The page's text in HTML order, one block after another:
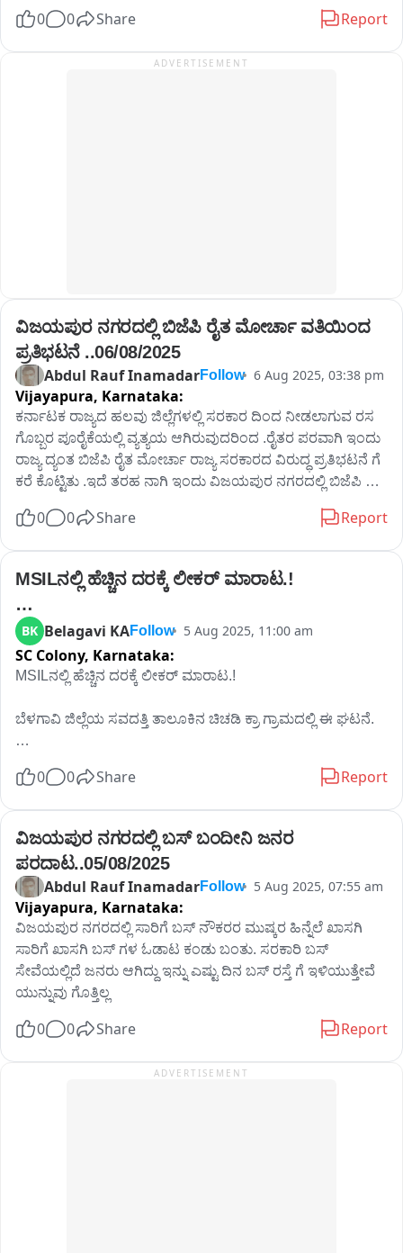
0 0 Share Report
ADVERTISEMENT
ವಿಜಯಪುರ ನಗರದಲ್ಲಿ ಬಿಜೆಪಿ ರೈತ ಮೋರ್ಚಾ ವತಿಯಿಂದ
ಪ್ರತಿಭಟನೆ ..06/08/2025
Abdul Rauf InamadarFollow 6 Aug 2025, 03:38 pm
Vijayapura, Karnataka:
ಕರ್ನಾಟಕ ರಾಜ್ಯದ ಹಲವು ಜಿಲ್ಲೆಗಳಲ್ಲಿ ಸರಕಾರ ದಿಂದ ನೀಡಲಾಗುವ ರಸ
ಗೊಬ್ಬರ ಪೂರೈಕೆಯಲ್ಲಿ ವ್ಯತ್ಯಯ ಆಗಿರುವುದರಿಂದ .ರೈತರ ಪರವಾಗಿ ಇಂದು
ರಾಜ್ಯ ದ್ಯಂತ ಬಿಜೆಪಿ ರೈತ ಮೋರ್ಚಾ ರಾಜ್ಯ ಸರಕಾರದ ವಿರುದ್ಧ ಪ್ರತಿಭಟನೆ ಗೆ
ಕರೆ ಕೊಟ್ಟಿತು .ಇದೆ ತರಹ ನಾಗಿ ಇಂದು ವಿಜಯಪುರ ನಗರದಲ್ಲಿ ಬಿಜೆಪಿ ರೈತ
ಪ್ರತಿಭಟನೆ ನಡೆಸಿದರು..
0 0 Share Report
MSILನಲ್ಲಿ ಹೆಚ್ಚಿನ ದರಕ್ಕೆ ಲೀಕರ್ ಮಾರಾಟ.!
ಬೆಳಗಾವಿ ಜಿಲ್ಲೆಯ ಸವದತ್ತಿ ತಾಲೂಕಿನ ಚಿಚಡಿ ಕ್ರಾ ಗ್ರಾಮದಲ್ಲಿ
ಈ ಘಟನೆ
BK Belagavi KAFollow 5 Aug 2025, 11:00 am
SC Colony, Karnataka:
MSILನಲ್ಲಿ ಹೆಚ್ಚಿನ ದರಕ್ಕೆ ಲೀಕರ್ ಮಾರಾಟ.!
ಬೆಳಗಾವಿ ಜಿಲ್ಲೆಯ ಸವದತ್ತಿ ತಾಲೂಕಿನ ಚಿಚಡಿ ಕ್ರಾ ಗ್ರಾಮದಲ್ಲಿ ಈ ಘಟನೆ.
ಅಬಕಾರಿ ಇಲಾಖೆ.
ಒಂದು ಬಾಟಲಿಗೆ 10ರೂ ಹೆಚ್ಚಳ ಮಾಡಿ ಮಧ್ಯಪ್ರಿಯರ ಜೇಬಿಗೆ ಕತ್ತರಿ
ಹಾಕುತ್ತಿದ್ದಾರೆ.
ಎಂ ಆರ್ ಪಿ ದರಕ್ಕಿಂತ ಹೆಚ್ಚು ಲಾಭವನ್ನು ಇಟ್ಟು ಮಧ್ಯಪ್ರಿಯರನ್ನು ದಿಕ್ಕು
ತಪಸುತ್ತಿರುವ msil
ಬೆಳಗಾವಿ ಜಿಲ್ಲೆ ಅಬಕಾರಿ ಇಲಾಖೆ ಅಧಿಕಾರಿಗಳೇ ಈ ಈ ಸ್ಟೋರಿ
0 0 Share Report
ವಿಜಯಪುರ ನಗರದಲ್ಲಿ ಬಸ್ ಬಂದೀನಿ ಜನರ
ಪರದಾಟ..05/08/2025
Abdul Rauf InamadarFollow 5 Aug 2025, 07:55 am
Vijayapura, Karnataka:
ವಿಜಯಪುರ ನಗರದಲ್ಲಿ ಸಾರಿಗೆ ಬಸ್ ನೌಕರರ ಮುಷ್ಕರ ಹಿನ್ನೆಲೆ ಖಾಸಗಿ
ಸಾರಿಗೆ ಖಾಸಗಿ ಬಸ್ ಗಳ ಓಡಾಟ ಕಂಡು ಬಂತು. ಸರಕಾರಿ ಬಸ್
ಸೇವೆಯಲ್ಲಿದೆ ಜನರು ಆಗಿದ್ದು ಇನ್ನು ಎಷ್ಟು ದಿನ ಬಸ್ ರಸ್ತೆ ಗೆ ಇಳಿಯುತ್ತೇವೆ
ಯುನ್ನುವು ಗೊತ್ತಿಲ್ಲ
0 0 Share Report
ADVERTISEMENT